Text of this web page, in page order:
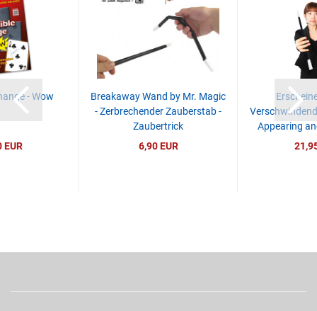
- Wow
EUR
Breakaway Wand by Mr. Magic
- Zerbrechender Zauberstab -
Zaubertrick
6,90 EUR
Appearing